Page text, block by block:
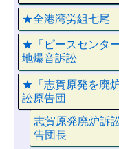
★全港湾労組七尾
★「ピースセンタ
地爆音訴訟
★「志賀原発を廃
訟原告団
志賀原発廃炉訴
告団長